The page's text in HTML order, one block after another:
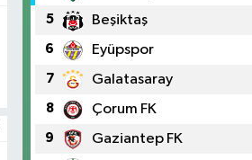
5 Beşiktaş
6 Eyüpspor
7 Galatasaray
8 Çorum FK
9 Gaziantep FK